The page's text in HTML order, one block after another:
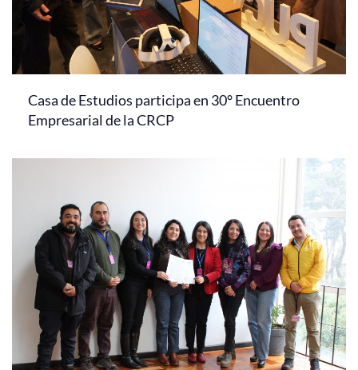
Casa de Estudios participa en 30° Encuentro
Empresarial de la CRCP